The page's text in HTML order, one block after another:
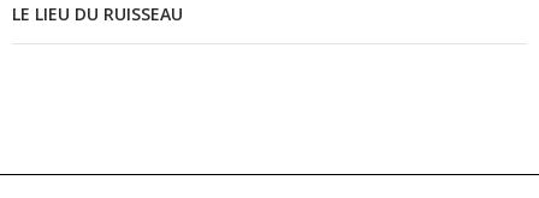
LE LIEU DU RUISSEAU